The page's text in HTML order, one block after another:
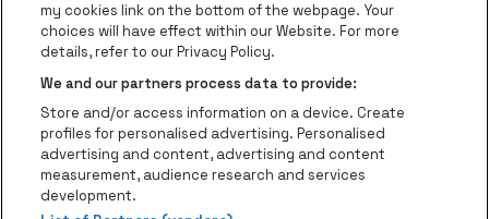
Visitez le site de Radio
Forest National fait partie de be•at
Forest National
Avenue Victor Rousseau 208, 1190 Forest
Be-At Venues
Schijnpoortweg 119, 2170 Anvers
BTW (BE) 0461.051.688 - RPR Antwerpen
BNP Paribas Fortis - IBAN: BE93 2200 4925 0067 - BIC:
my cookies link on the bottom of the webpage. Your
choices will have effect within our Website. For more
details, refer to our Privacy Policy.
We and our partners process data to provide:
Store and/or access information on a device. Create
profiles for personalised advertising. Personalised
advertising and content, advertising and content
measurement, audience research and services
development.